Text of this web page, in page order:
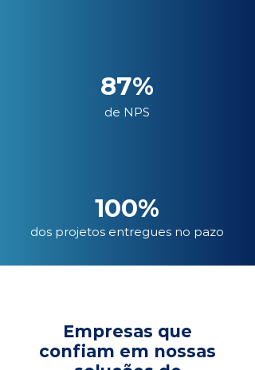
87%
de NPS
100%
dos projetos entregues no pazo
Empresas que
confiam em nossas